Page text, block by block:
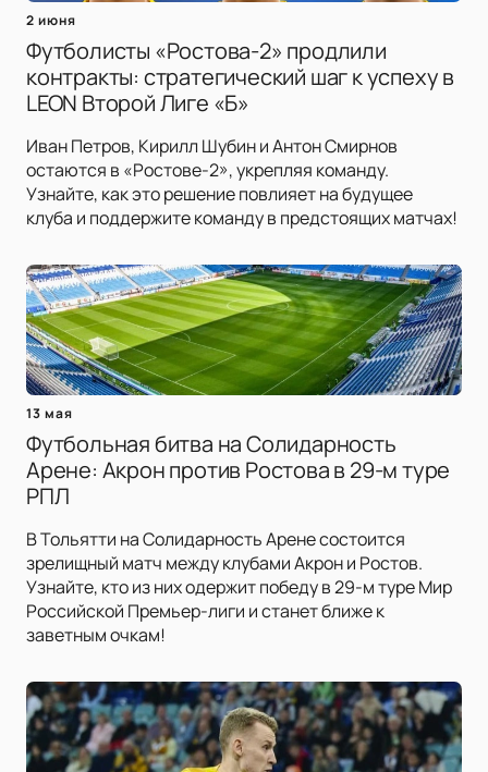
2 июня
Футболисты «Ростова-2» продлили
контракты: стратегический шаг к успеху в
LEON Второй Лиге «Б»
Иван Петров, Кирилл Шубин и Антон Смирнов
остаются в «Ростове-2», укрепляя команду.
Узнайте, как это решение повлияет на будущее
клуба и поддержите команду в предстоящих матчах!
13 мая
Футбольная битва на Солидарность
Арене: Акрон против Ростова в 29-м туре
РПЛ
В Тольятти на Солидарность Арене состоится
зрелищный матч между клубами Акрон и Ростов.
Узнайте, кто из них одержит победу в 29-м туре Мир
Российской Премьер-лиги и станет ближе к
заветным очкам!